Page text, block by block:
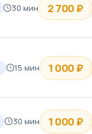
30 мин 2 700 ₽
15 мин 1 000 ₽
30 мин 1 000 ₽